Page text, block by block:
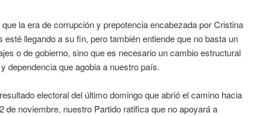
la era de corrupción y prepotencia encabezada por Cristina
llegando a su fin, pero también entiende que no basta un
o de gobierno, sino que es necesario un cambio estructural
dependencia que agobia a nuestro país.
electoral del último domingo que abrió el camino hacia
de noviembre, nuestro Partido ratifica que no apoyará a